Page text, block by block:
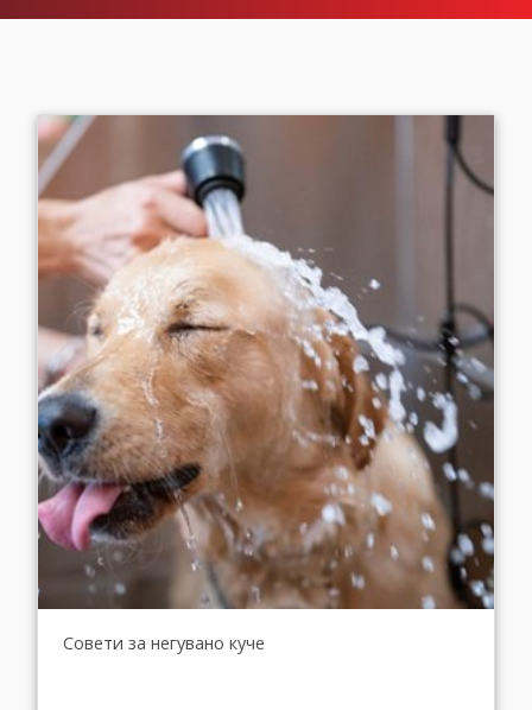
Совети за негувано куче